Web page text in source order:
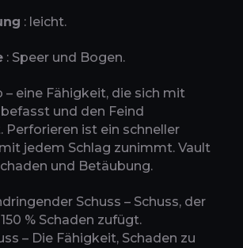
: leicht.
: Speer und Bogen.
– eine Fähigkeit, die sich mit
und den Feind
Perforieren ist ein schneller
jedem Schlag zunimmt. Vault
und Betäubung.
Schuss – Schuss, der
% Schaden zufügt.
– Die Fähigkeit, Schaden zu